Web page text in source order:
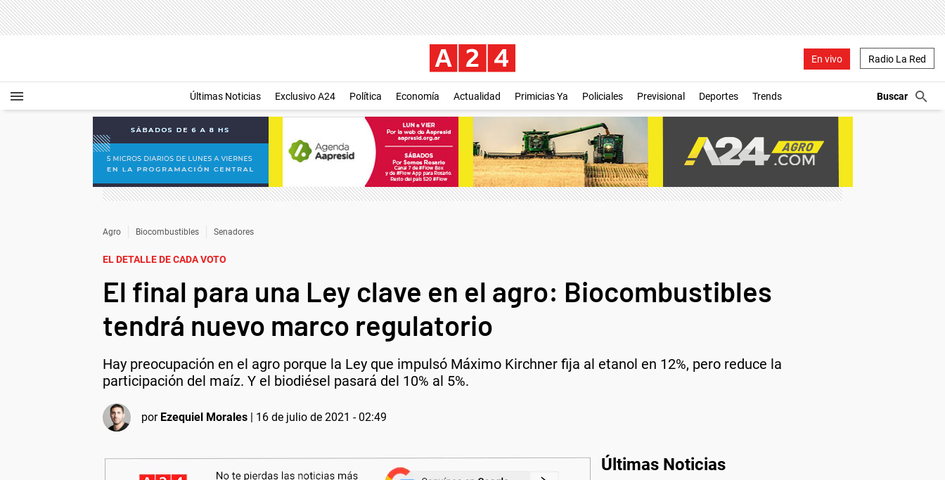
En vivo Radio La Red
Últimas Noticias Exclusivo A24 Política Economía Actualidad Primicias Ya Policiales Previsional Deportes Trends
Agro Biocombustibles Senadores
EL DETALLE DE CADA VOTO
El final para una Ley clave en el agro: Biocombustibles
tendrá nuevo marco regulatorio
Hay preocupación en el agro porque la Ley que impulsó Máximo Kirchner fija al etanol en 12%, pero reduce la
participación del maíz. Y el biodiésel pasará del 10% al 5%.
por Ezequiel Morales | 16 de julio de 2021 - 02:49
Últimas Noticias